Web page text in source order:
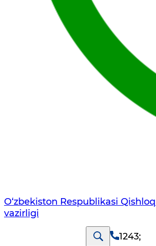
O‘zbekiston Respublikasi Qishloq
vаzirligi
1243;